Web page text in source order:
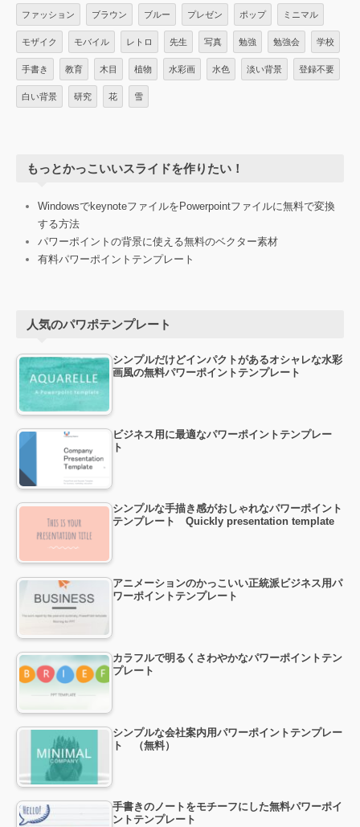
ファッション ブラウン ブルー プレゼン ポップ ミニマル
モザイク モバイル レトロ 先生 写真 勉強 勉強会 学校
手書き 教育 木目 植物 水彩画 水色 淡い背景 登録不要
白い背景 研究 花 雪
もっとかっこいいスライドを作りたい！
WindowsでkeynoteファイルをPowerpointファイルに無料で変換
する方法
パワーポイントの背景に使える無料のベクター素材
有料パワーポイントテンプレート
人気のパワポテンプレート
シンプルだけどインパクトがあるオシャレな水彩
画風の無料パワーポイントテンプレート
ビジネス用に最適なパワーポイントテンプレー
ト
シンプルな手描き感がおしゃれなパワーポイント
テンプレート Quickly presentation template
アニメーションのかっこいい正統派ビジネス用パ
ワーポイントテンプレート
カラフルで明るくさわやかなパワーポイントテン
プレート
シンプルな会社案内用パワーポイントテンプレー
ト （無料）
手書きのノートをモチーフにした無料パワーポイ
ントテンプレート